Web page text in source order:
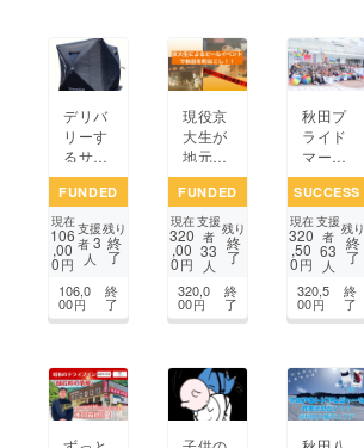
す。
デリバ
リーす
るサウ
ナ
FUNDED
現在
106
,00
0円
支援
者3
人
残り
終
了
106,0
00円
終
了
現役京
大生が
地元秋
田市川
反で飲
み屋発
掘町お
こしイ
ベン
ト！
FUNDED
現在
320
,00
0円
支援
者
33
人
残り
終
了
320,0
00円
終
了
秋田プ
ライド
マーチ
を開催
した
い！
SUCCESS
現在
320
,50
0円
支援
者
63
人
残り
終
了
320,5
00円
終
了